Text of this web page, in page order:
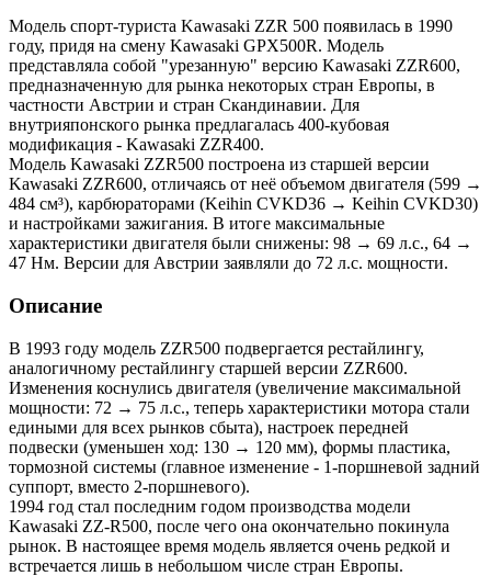
Модель спорт-туриста Kawasaki ZZR 500 появилась в 1990
году, придя на смену Kawasaki GPX500R. Модель
представляла собой "урезанную" версию Kawasaki ZZR600,
предназначенную для рынка некоторых стран Европы, в
частности Австрии и стран Скандинавии. Для
внутрияпонского рынка предлагалась 400-кубовая
модификация - Kawasaki ZZR400.
Модель Kawasaki ZZR500 построена из старшей версии
Kawasaki ZZR600, отличаясь от неё объемом двигателя (599 →
484 см³), карбюраторами (Keihin CVKD36 → Keihin CVKD30)
и настройками зажигания. В итоге максимальные
характеристики двигателя были снижены: 98 → 69 л.с., 64 →
47 Нм. Версии для Австрии заявляли до 72 л.с. мощности.
Описание
В 1993 году модель ZZR500 подвергается рестайлингу,
аналогичному рестайлингу старшей версии ZZR600.
Изменения коснулись двигателя (увеличение максимальной
мощности: 72 → 75 л.с., теперь характеристики мотора стали
едиными для всех рынков сбыта), настроек передней
подвески (уменьшен ход: 130 → 120 мм), формы пластика,
тормозной системы (главное изменение - 1-поршневой задний
суппорт, вместо 2-поршневого).
1994 год стал последним годом производства модели
Kawasaki ZZ-R500, после чего она окончательно покинула
рынок. В настоящее время модель является очень редкой и
встречается лишь в небольшом числе стран Европы.